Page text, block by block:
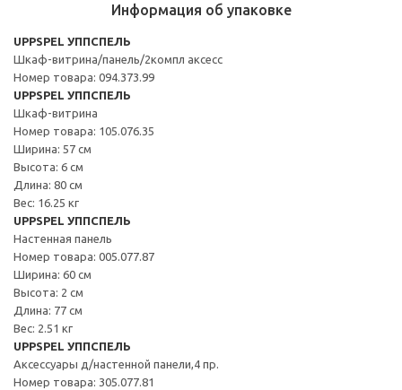
Информация об упаковке
UPPSPEL УППСПЕЛЬ
Шкаф-витрина/панель/2компл аксесс
Номер товара: 094.373.99
UPPSPEL УППСПЕЛЬ
Шкаф-витрина
Номер товара: 105.076.35
Ширина: 57 см
Высота: 6 см
Длина: 80 см
Вес: 16.25 кг
UPPSPEL УППСПЕЛЬ
Настенная панель
Номер товара: 005.077.87
Ширина: 60 см
Высота: 2 см
Длина: 77 см
Вес: 2.51 кг
UPPSPEL УППСПЕЛЬ
Аксессуары д/настенной панели,4 пр.
Номер товара: 305.077.81